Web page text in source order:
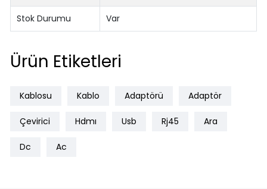
Stok Durumu Var
Ürün Etiketleri
Kablosu Kablo Adaptörü Adaptör
Çevirici Hdmı Usb Rj45 Ara
Dc Ac